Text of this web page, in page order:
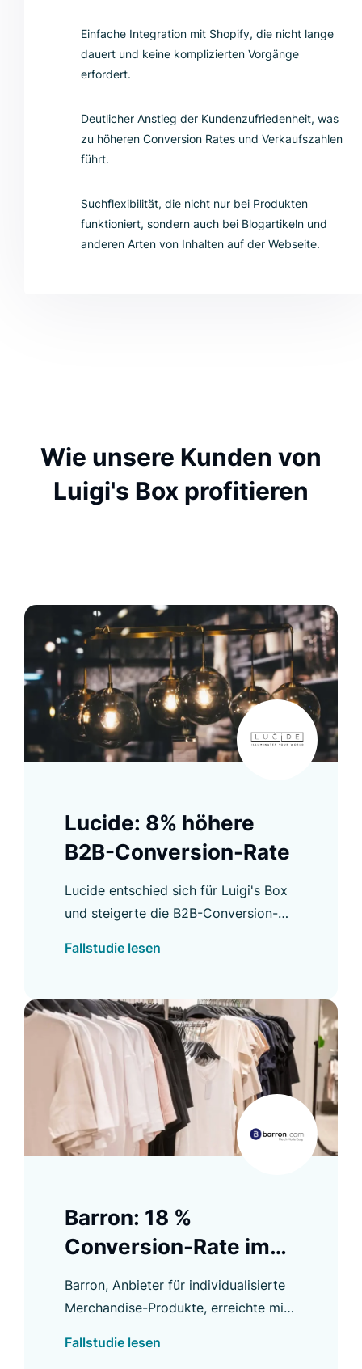
Einfache Integration mit Shopify, die nicht lange
dauert und keine komplizierten Vorgänge
erfordert.
Deutlicher Anstieg der Kundenzufriedenheit, was
zu höheren Conversion Rates und Verkaufszahlen
führt.
Suchflexibilität, die nicht nur bei Produkten
funktioniert, sondern auch bei Blogartikeln und
anderen Arten von Inhalten auf der Webseite.
Wie unsere Kunden von
Luigi's Box profitieren
Lucide: 8% höhere
B2B-Conversion-Rate
Lucide entschied sich für Luigi's Box
und steigerte die B2B-Conversion-
Kennzahlen. Erfahren Sie mehr in
Fallstudie lesen
Barron: 18 %
Conversion-Rate im
Product Listing
Barron, Anbieter für individualisierte
Merchandise-Produkte, erreichte mit
im Product Listing und weitere
Fallstudie lesen